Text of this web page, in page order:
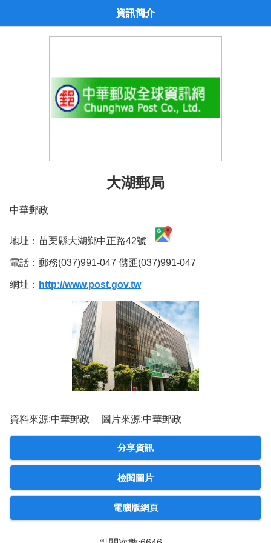
資訊簡介
大湖郵局
中華郵政
地址：苗栗縣大湖鄉中正路42號
電話：郵務(037)991-047 儲匯(037)991-047
網址： http://www.post.gov.tw
資料來源:中華郵政 圖片來源:中華郵政
分享資訊
檢閱圖片
電腦版網頁